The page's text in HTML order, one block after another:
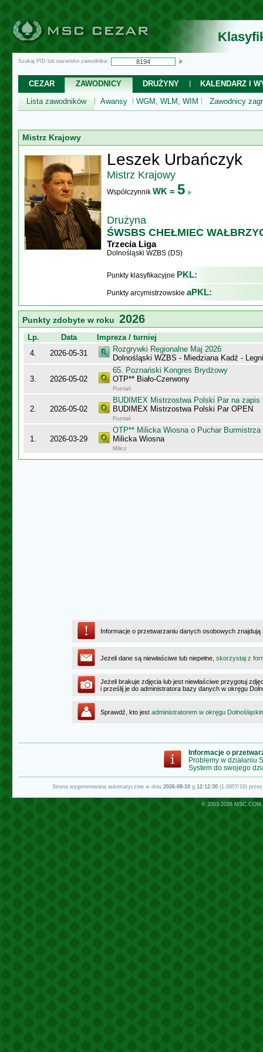
Szukaj PID lub nazwisko zawodnika:
CEZAR ZAWODNICY DRUŻYNY
KALENDARZ I
Lista zawodników
Awansy WGM, WLM, WIM Zawodnicy
Mistrz Krajowy
Leszek Urbańczyk
Mistrz Krajowy
Współczynnik WK = 5
Drużyna
ŚWSBS CHEŁMIEC
Trzecia Liga
Dolnośląski WZBS (DS)
Punkty klasyfikacyjne PKL:
Punkty arcymistrzowskie aPKL:
Punkty zdobyte w roku 2026
Lp. Data
Impreza / turniej
4.
2026-05-31
Rozgrywki Regionalne Maj 2026
Dolnośląski WZBS - Miedziana Kadź -
3. 2026-05-02
65. Poznański Kongres Brydżowy
OTP** Biało-Czerwony
Poznań
2. 2026-05-02
BUDIMEX Mistrzostwa Polski Par na zapis
BUDIMEX Mistrzostwa Polski Par OPEN
Poznań
1. 2026-03-29
OTP** Milicka Wiosna o Puchar
Milicka Wiosna
Milicz
Informacje o przetwarzaniu danych osobowych
Jeżeli dane są niewłaściwe lub niepełne, skorzystaj z
Jeżeli brakuje zdjęcia lub jest niewłaściwe przygotuj
i prześlij je do administratora bazy danych w okręgu
Sprawdź, kto jest administratorem w okręgu
Informacje o
Problemy w działaniu
System do swojego
Strona wygenerowana automatycznie w dniu 2026-08-10g.12:12:30(1.0957/19)
© 2003-2026